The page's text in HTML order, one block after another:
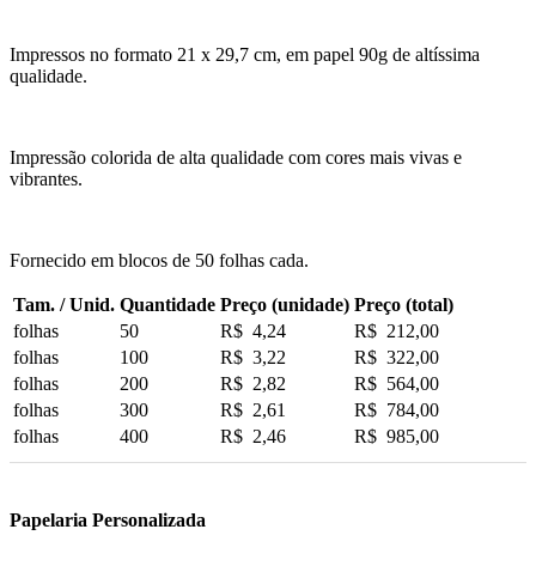
Impressos no formato 21 x 29,7 cm, em papel 90g de altíssima
qualidade.
Impressão colorida de alta qualidade com cores mais vivas e
vibrantes.
Fornecido em blocos de 50 folhas cada.
Tam. / Unid. Quantidade Preço (unidade) Preço (total)
folhas
50 R$ 4,24
R$ 212,00
folhas
100 R$ 3,22
R$ 322,00
folhas
200 R$ 2,82
R$ 564,00
folhas
300 R$ 2,61
R$ 784,00
folhas
400 R$ 2,46 R$ 985,00
Papelaria Personalizada